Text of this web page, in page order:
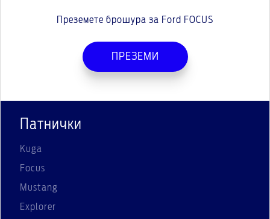
Преземете брошура за Ford FOCUS
ПРЕЗЕМИ
Патнички
Kuga
Focus
Mustang
Explorer